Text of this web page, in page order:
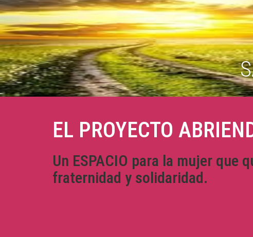
EL PROYECTO
Un ESPACIO para la mujer
fraternidad y solidaridad.